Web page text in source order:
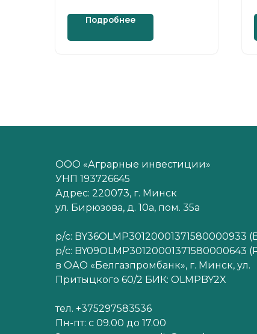
Подробнее
ООО «Аграрные инвестиции»
УНП 193726645
Адрес: 220073, г. Минск
ул. Бирюзова, д. 10а, пом. 35а
р/с: BY36OLMP30120001371580000933
р/с: BY09OLMP30120001371580000643
в ОАО «Белгазпромбанк», г. Минск, ул.
Притыцкого 60/2 БИК: OLMPBY2X
тел. +375297583536
Пн-пт: с 09.00 до 17.00